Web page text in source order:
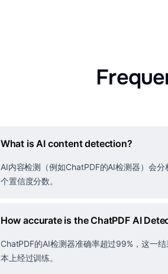
What is AI content detection?
AI内容检测（例如ChatPDF的AI检测器）会
个置信度分数。
How accurate is the ChatPDF AI
ChatPDF的AI检测器准确率超过99%，这一
本上经过训练。